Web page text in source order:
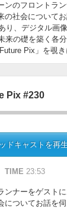
ンのフロントラ
社会についてお
り、デジタル画
来の礎を築く各
Pix」を覗き
Pix #230
ドキャストを再生
TIME 23:53
ナーをゲストに
についてお話を